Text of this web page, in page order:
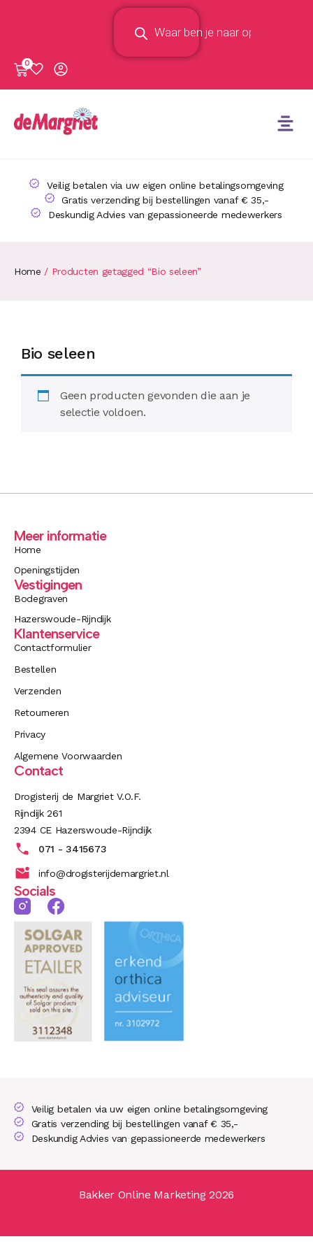
0
Veilig betalen via uw eigen online betalingsomgeving
Gratis verzending bij bestellingen vanaf € 35,-
Deskundig Advies van gepassioneerde medewerkers
Home / Producten getagged “Bio seleen”
Bio seleen
Geen producten gevonden die aan je
selectie voldoen.
Meer informatie
Home
Openingstijden
Vestigingen
Bodegraven
Hazerswoude-Rijndijk
Klantenservice
Contactformulier
Bestellen
Verzenden
Retourneren
Privacy
Algemene Voorwaarden
Contact
Drogisterij de Margriet V.O.F.
Rijndijk 261
2394 CE Hazerswoude-Rijndijk
071 - 3415673
info@drogisterijdemargriet.nl
Socials
Veilig betalen via uw eigen online betalingsomgeving
Gratis verzending bij bestellingen vanaf € 35,-
Deskundig Advies van gepassioneerde medewerkers
Bakker Online Marketing 2026